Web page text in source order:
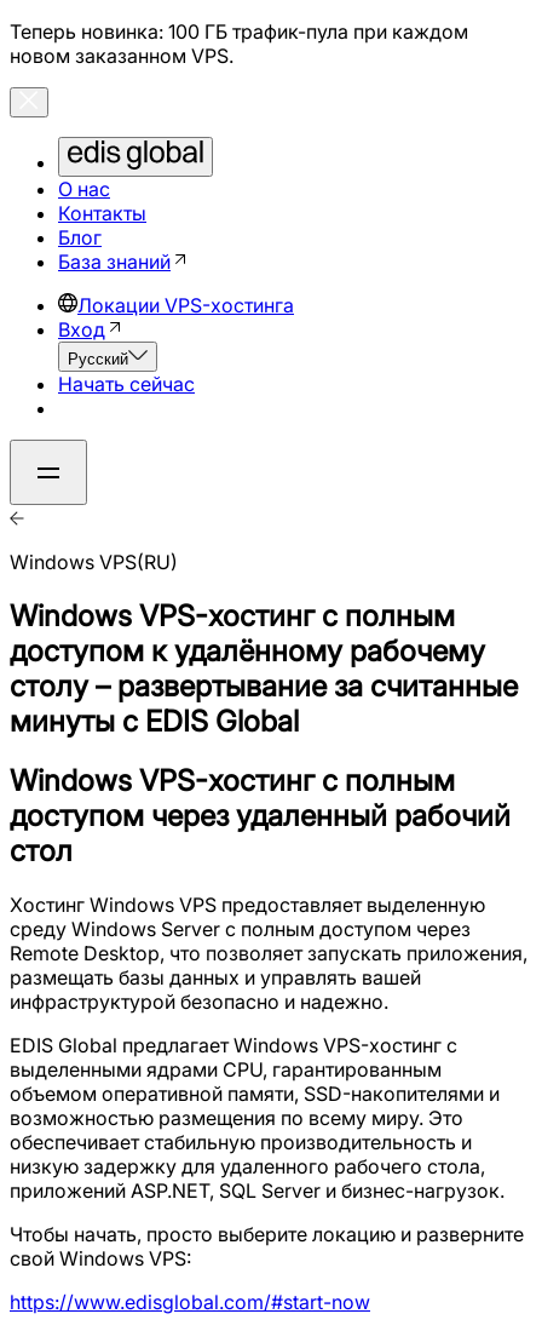
Теперь новинка: 100 ГБ трафик-пула при каждом
новом заказанном VPS.
О нас
Контакты
Блог
База знаний
Локации VPS-хостинга
Вход
Русский
Начать сейчас
Windows VPS(RU)
Windows VPS-хостинг с полным
доступом к удалённому рабочему
столу – развертывание за считанные
минуты с EDIS Global
Windows VPS-хостинг с полным
доступом через удаленный рабочий
стол
Хостинг Windows VPS предоставляет выделенную
среду Windows Server с полным доступом через
Remote Desktop, что позволяет запускать приложения,
размещать базы данных и управлять вашей
инфраструктурой безопасно и надежно.
EDIS Global предлагает Windows VPS-хостинг с
выделенными ядрами CPU, гарантированным
объемом оперативной памяти, SSD-накопителями и
возможностью размещения по всему миру. Это
обеспечивает стабильную производительность и
низкую задержку для удаленного рабочего стола,
приложений ASP.NET, SQL Server и бизнес-нагрузок.
Чтобы начать, просто выберите локацию и разверните
свой Windows VPS:
https://www.edisglobal.com/#start-now